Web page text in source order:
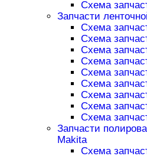
Схема
Запчасти
Схема
Схема
Схема
Схема
Схема
Схема
Схема
Схема
Схема
Запчасти
Makita
Схема